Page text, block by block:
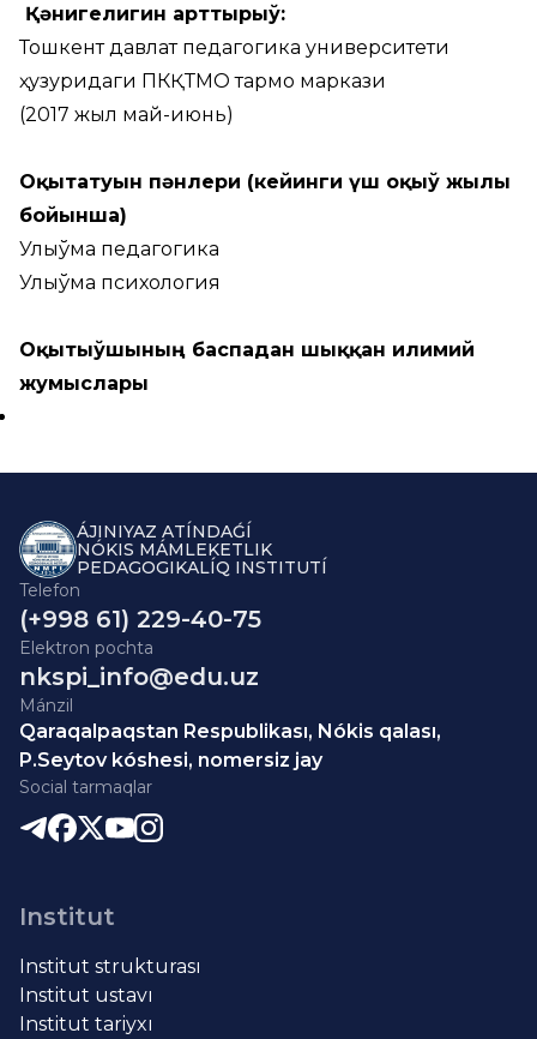
Қәнигелигин арттырыў:
Тошкент давлат педагогика университети
ҳузуридаги ПКҚТМО тармоқ маркази
(2017 жыл май-июнь)
Оқытатуғын пәнлери (кейинги үш оқыў жылы
бойынша)
Улыўма педагогика
Улыўма психология
Оқытыўшының баспадан шыққан илимий
жумыслары
ÁJINIYAZ ATÍNDAǴÍ
NÓKIS MÁMLEKETLIK
PEDAGOGIKALÍQ INSTITUTÍ
Telefon
(+998 61) 229-40-75
Elektron pochta
nkspi_info@edu.uz
Mánzil
Qaraqalpaqstan Respublikası, Nókis qalası,
P.Seytov kóshesi, nomersiz jay
Social tarmaqlar
Institut
Institut strukturası
Institut ustavı
Institut tariyxı